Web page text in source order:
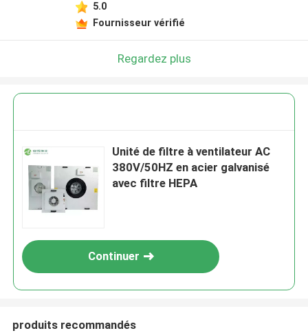
5.0
Fournisseur vérifié
Regardez plus
Unité de filtre à ventilateur AC
380V/50HZ en acier galvanisé
avec filtre HEPA
Continuer
produits recommandés